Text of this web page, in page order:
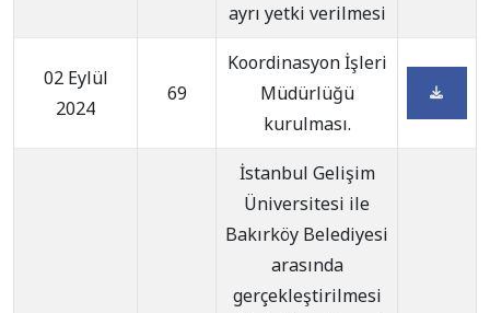
ayrı yetki verilmesi
02 Eylül
2024
69
Koordinasyon İşleri
Müdürlüğü
kurulması.
İstanbul Gelişim
Üniversitesi ile
Bakırköy Belediyesi
arasında
gerçekleştirilmesi